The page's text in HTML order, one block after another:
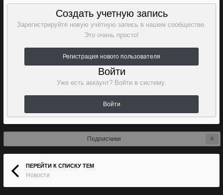
Создать учетную запись
Зарегистрируйте новую учётную запись в нашем сообществе.
Это очень просто!
Регистрация нового пользователя
Войти
Уже есть аккаунт? Войти в систему.
Войти
Подписчики 0
ПЕРЕЙТИ К СПИСКУ ТЕМ
Новости